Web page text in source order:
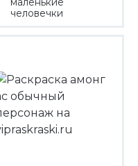
человечки